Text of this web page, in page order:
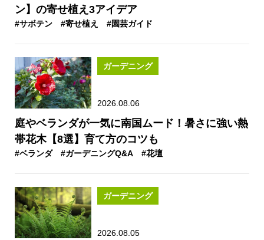
ン】の寄せ植え3アイデア
#サボテン #寄せ植え #園芸ガイド
ガーデニング
2026.08.06
庭やベランダが一気に南国ムード！暑さに強い熱
帯花木【8選】育て方のコツも
#ベランダ #ガーデニングQ&A #花壇
ガーデニング
2026.08.05